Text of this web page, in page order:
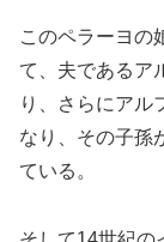
このペラーヨの
て、夫であるア
り、さらにアル
なり、その子孫
ている。